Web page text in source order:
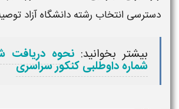
دسترسی انتخاب رشته دانشگاه آزاد
بیشتر بخوانید: نحوه دریافت
شماره داوطلبی کنکور سراسری